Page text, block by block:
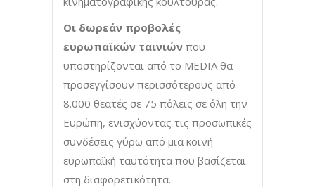
Οι δωρεάν προβολές
ευρωπαϊκών ταινιών που
υποστηρίζονται από το MEDIA θα
προσεγγίσουν περισσότερους από
8.000 θεατές σε 75 πόλεις σε όλη την
Ευρώπη, ενισχύοντας τις προσωπικές
συνδέσεις γύρω από μια κοινή
ευρωπαϊκή ταυτότητα που βασίζεται
στη διαφορετικότητα.